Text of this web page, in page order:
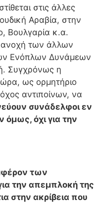
στις άλλες
Αραβία, στην
Βουλγαρία κ.α.
ανοχή των άλλων
Ενόπλων Δυνάμεων
Συγχρόνως η
ως ορμητήριο
αντιποίνων, να
συνάδελφοι εν
όχι για την
των
την απεμπλοκή της
στην ακρίβεια που